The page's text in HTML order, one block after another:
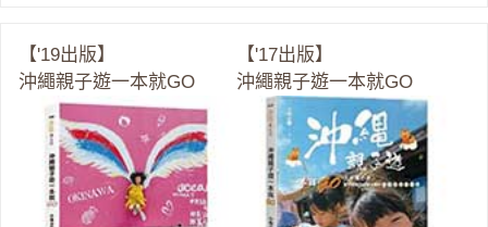
【'19出版】
沖繩親子遊一本就GO
【'17出版】
沖繩親子遊一本就GO